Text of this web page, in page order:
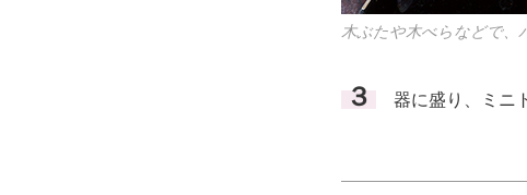
木ぶたや木べらなどで、
３ 器に盛り、ミニ